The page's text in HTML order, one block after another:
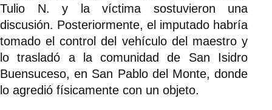
Tulio N. y la víctima sostuvieron una
discusión. Posteriormente, el imputado habría
tomado el control del vehículo del maestro y
lo trasladó a la comunidad de San Isidro
Buensuceso, en San Pablo del Monte, donde
lo agredió físicamente con un objeto.